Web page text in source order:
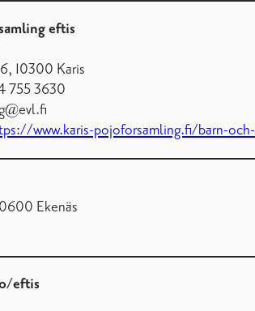
eftis
10300 Karis
755 3630
www.karis-pojoforsamling.fi/barn-
Ekenäs
eftis